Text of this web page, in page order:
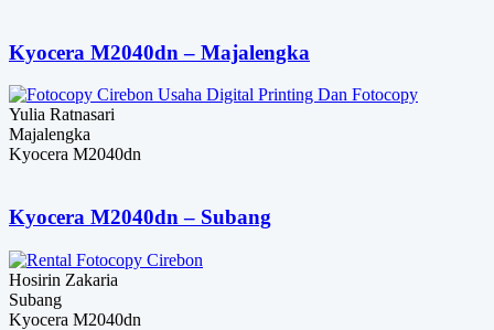
Kyocera M2040dn – Majalengka
Yulia Ratnasari
Majalengka
Kyocera M2040dn
Kyocera M2040dn – Subang
Hosirin Zakaria
Subang
Kyocera M2040dn